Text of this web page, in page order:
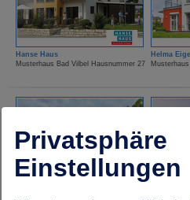
Hanse Haus
Musterhaus Bad Vilbel Hausnummer 27
Helma
Privatsphäre
Einstellungen